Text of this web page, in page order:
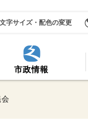
文字サイズ・配色の変更
市政情報